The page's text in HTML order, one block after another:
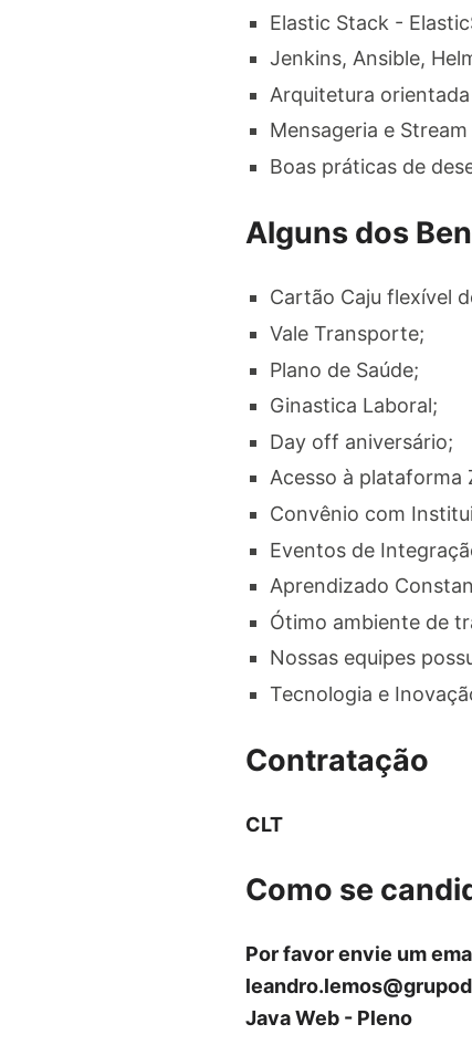
Elastic Stack -
Jenkins, Ansible,
Arquitetura
Mensageria e
Boas práticas de
Alguns dos
Cartão Caju flexível
Vale Transporte;
Plano de Saúde;
Ginastica Laboral;
Day off aniversário;
Acesso à plataforma
Convênio com
Eventos de
Aprendizado
Ótimo ambiente de
Nossas equipes
Tecnologia e
Contratação
CLT
Como se
Por favor envie um
Java Web - Pleno